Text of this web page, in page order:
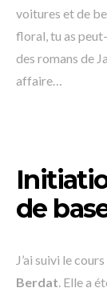
voitures et de
floral, tu as
des romans de
affaire…
de
J’ai suivi le
Berdat. Elle a